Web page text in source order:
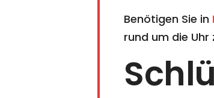
Benötigen Sie in
rund um die Uhr